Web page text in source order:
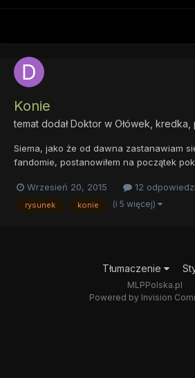
Konie
temat dodałDoktor w Ołówek, kredka,
Siema, jako że od dawna zastanawiam
fandomie, postanowiłem na początek
zwierzęta więc proszę o wyrozumiałość.
rysunki i 1 obraz , na zdjęciach wyglądają
Wrzesień 20, 2015 12 odpowiedzi
rysunek konie (i 5 więcej)
Tłumaczenie
MLPPolska.pl
Powered by Invision